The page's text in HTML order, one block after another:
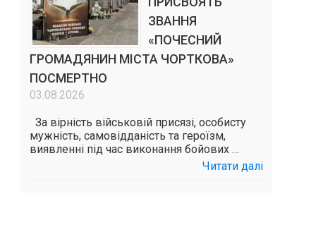
ЗВАННЯ
«ПОЧЕСНИЙ
ГРОМАДЯНИН МІСТА ЧОРТКОВА»
ПОСМЕРТНО
03.08.2026
За вірність військовій присязі, особисту
мужність, самовідданість та героїзм,
виявленні під час виконання бойових …
Читати далі